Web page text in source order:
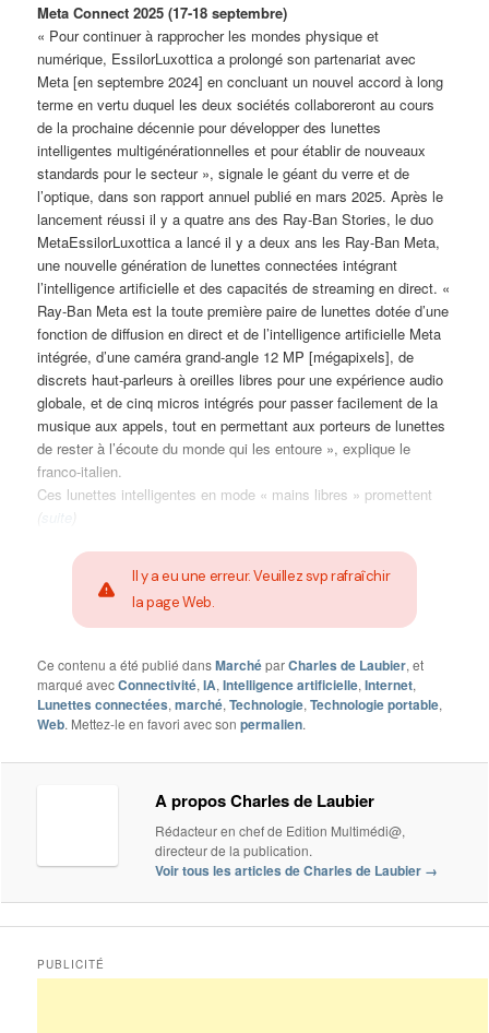
Meta Connect 2025 (17-18 septembre)
« Pour continuer à rapprocher les mondes physique et
numérique, EssilorLuxottica a prolongé son partenariat avec
Meta [en septembre 2024] en concluant un nouvel accord à long
terme en vertu duquel les deux sociétés collaboreront au cours
de la prochaine décennie pour développer des lunettes
intelligentes multigénérationnelles et pour établir de nouveaux
standards pour le secteur », signale le géant du verre et de
l’optique, dans son rapport annuel publié en mars 2025. Après le
lancement réussi il y a quatre ans des Ray-Ban Stories, le duo
MetaEssilorLuxottica a lancé il y a deux ans les Ray-Ban Meta,
une nouvelle génération de lunettes connectées intégrant
l’intelligence artificielle et des capacités de streaming en direct. «
Ray-Ban Meta est la toute première paire de lunettes dotée d’une
fonction de diffusion en direct et de l’intelligence artificielle Meta
intégrée, d’une caméra grand-angle 12 MP [mégapixels], de
discrets haut-parleurs à oreilles libres pour une expérience audio
globale, et de cinq micros intégrés pour passer facilement de la
musique aux appels, tout en permettant aux porteurs de lunettes
de rester à l’écoute du monde qui les entoure », explique le
franco-italien.
Ces lunettes intelligentes en mode « mains libres » promettent
suite
Il y a eu une erreur. Veuillez svp rafraîchir
la page Web.
Ce contenu a été publié dansMarchéparCharles de Laubier, et
marqué avecConnectivité,IA,Intelligence artificielle,Internet,
Lunettes connectées,marché,Technologie,Technologie portable,
Web. Mettez-le en favori avec sonpermalien.
A propos Charles de Laubier
Rédacteur en chef de Edition Multimédi@,
directeur de la publication.
Voir tous les articles de Charles de Laubier →
PUBLICITÉ